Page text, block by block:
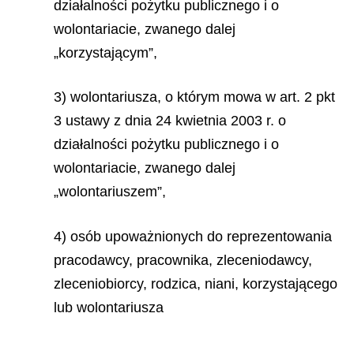
działalności pożytku publicznego i o
wolontariacie, zwanego dalej
„korzystającym”,
3) wolontariusza, o którym mowa w art. 2 pkt
3 ustawy z dnia 24 kwietnia 2003 r. o
działalności pożytku publicznego i o
wolontariacie, zwanego dalej
„wolontariuszem”,
4) osób upoważnionych do reprezentowania
pracodawcy, pracownika, zleceniodawcy,
zleceniobiorcy, rodzica, niani, korzystającego
lub wolontariusza